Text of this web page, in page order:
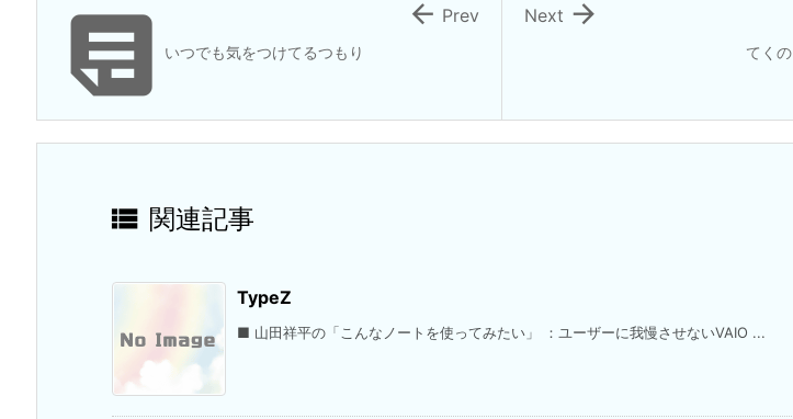
てく

Next
いつでも気をつけてるつもり
 Prev
 関連記事
TypeZ
■ 山田祥平の「こんなノートを使ってみたい」 ：ユーザーに我慢させないVAIO ...